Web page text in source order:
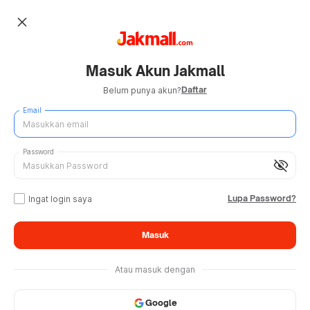
close
Masuk Akun Jakmall
Belum punya akun?Daftar
Email
visibility_off
Password
Ingat login saya Lupa Password?
Masuk
Atau masuk dengan
Google